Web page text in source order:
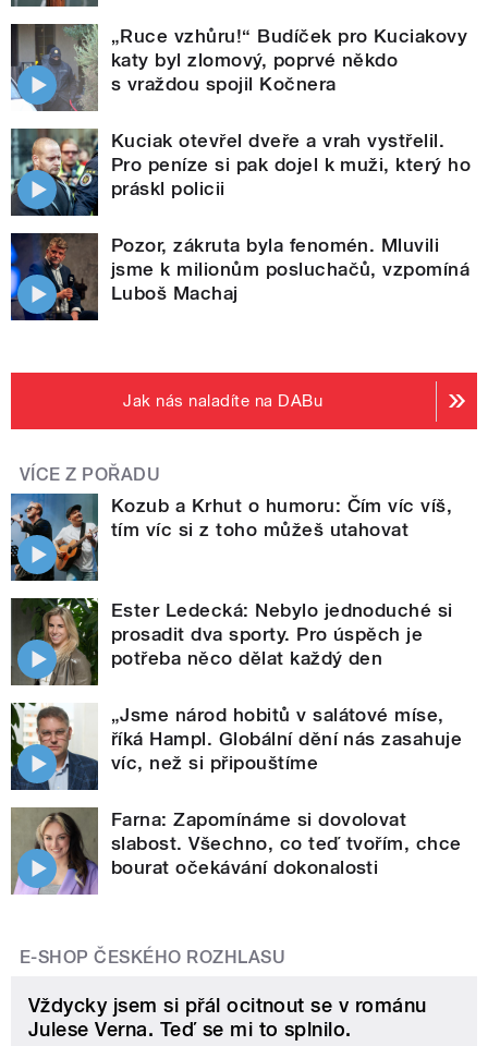
„Ruce vzhůru!“ Budíček pro Kuciakovy
katy byl zlomový, poprvé někdo
s vraždou spojil Kočnera
Kuciak otevřel dveře a vrah vystřelil.
Pro peníze si pak dojel k muži, který ho
práskl policii
Pozor, zákruta byla fenomén. Mluvili
jsme k milionům posluchačů, vzpomíná
Luboš Machaj
Jak nás naladíte na DABu
VÍCE Z POŘADU
Kozub a Krhut o humoru: Čím víc víš,
tím víc si z toho můžeš utahovat
Ester Ledecká: Nebylo jednoduché si
prosadit dva sporty. Pro úspěch je
potřeba něco dělat každý den
„Jsme národ hobitů v salátové míse,
říká Hampl. Globální dění nás zasahuje
víc, než si připouštíme
Farna: Zapomínáme si dovolovat
slabost. Všechno, co teď tvořím, chce
bourat očekávání dokonalosti
E-SHOP ČESKÉHO ROZHLASU
Vždycky jsem si přál ocitnout se v románu
Julese Verna. Teď se mi to splnilo.